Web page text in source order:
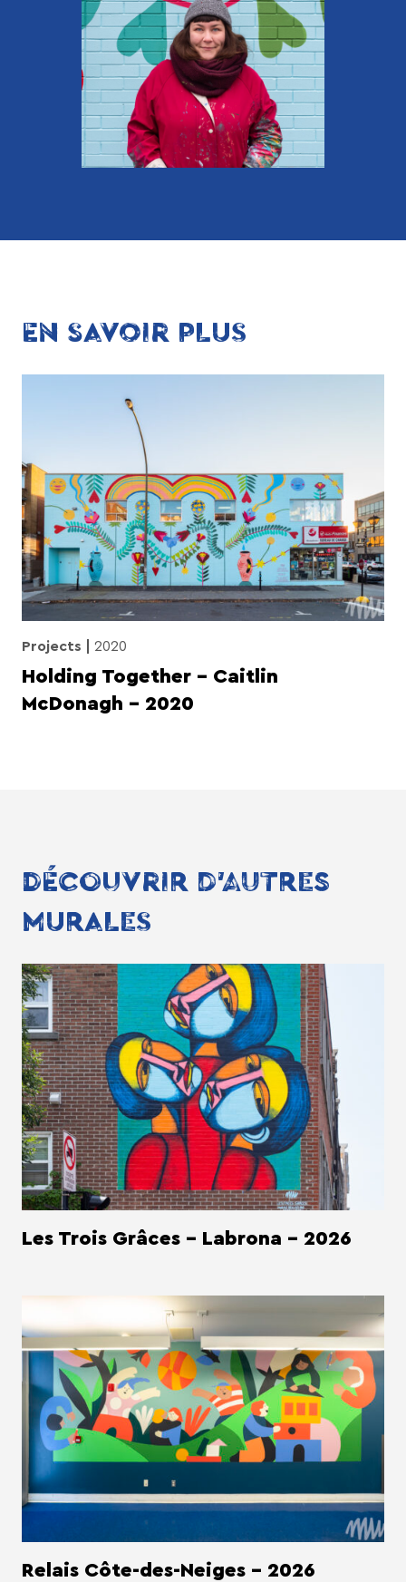
EN SAVOIR PLUS
Projects 2020
Holding Together – Caitlin
McDonagh – 2020
DÉCOUVRIR D'AUTRES
MURALES
Les Trois Grâces - Labrona - 2026
Relais Côte-des-Neiges - 2026